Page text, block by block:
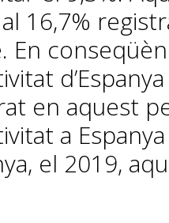
16,7%
En
en aquest
a
el 2019,